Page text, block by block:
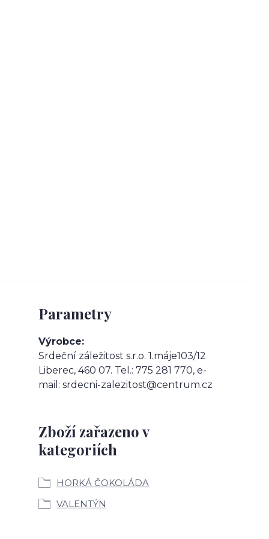
Parametry
Výrobce
Srdeční záležitost s.r.o. 1.máje103/12
Liberec, 460 07. Tel.: 775 281 770, e-
mail: srdecni-zalezitost@centrum.cz
Zboží zařazeno v
kategoriích
HORKÁ ČOKOLÁDA
VALENTÝN